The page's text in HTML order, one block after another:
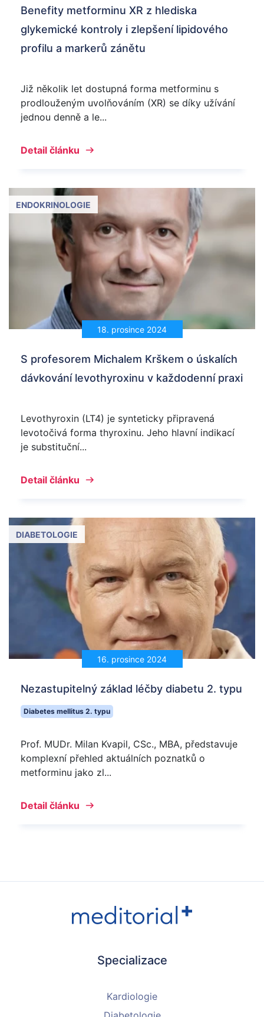
Benefity metforminu XR z hlediska
glykemické kontroly i zlepšení lipidového
profilu a markerů zánětu
Již několik let dostupná forma metforminu s
prodlouženým uvolňováním (XR) se díky užívání
jednou denně a le...
Detail článku
18. prosince 2024
ENDOKRINOLOGIE
S profesorem Michalem Krškem o úskalích
dávkování levothyroxinu v každodenní praxi
Levothyroxin (LT4) je synteticky připravená
levotočivá forma thyroxinu. Jeho hlavní indikací
je substituční...
Detail článku
16. prosince 2024
DIABETOLOGIE
Nezastupitelný základ léčby diabetu 2. typu
Diabetes mellitus 2. typu
Prof. MUDr. Milan Kvapil, CSc., MBA, představuje
komplexní přehled aktuálních poznatků o
metforminu jako zl...
Detail článku
Specializace
Kardiologie